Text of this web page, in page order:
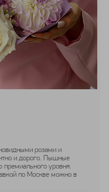
розами и
и дорого. Пышные
уровня.
по Москве можно в